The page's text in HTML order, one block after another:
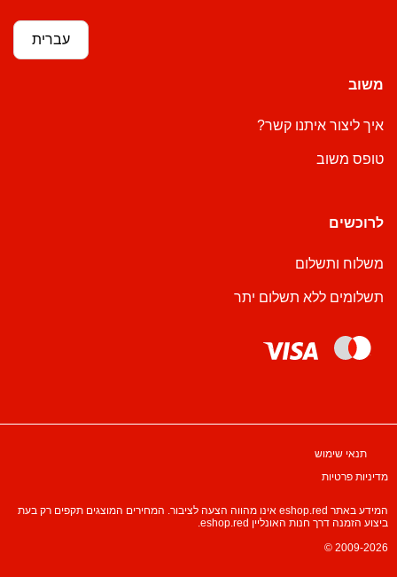
עברית
משוב
איך ליצור איתנו קשר?
טופס משוב
לרוכשים
משלוח ותשלום
תשלומים ללא תשלום יתר
תנאי שימוש
מדיניות פרטיות
המידע באתר eshop.red אינו מהווה הצעה לציבור. המחירים המוצגים תקפים רק בעת
ביצוע הזמנה דרך חנות האונליין eshop.red.
© 2009-2026